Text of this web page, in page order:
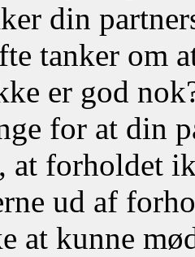
din
tanker om
er god
for at din
at forholdet
ud af
at kunne